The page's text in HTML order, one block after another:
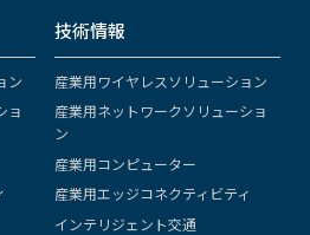
ン
ョ
技術情報
産業用ワイヤレスソリューション
産業用ネットワークソリューショ
ン
産業用コンピューター
産業用エッジコネクティビティ
インテリジェント交通